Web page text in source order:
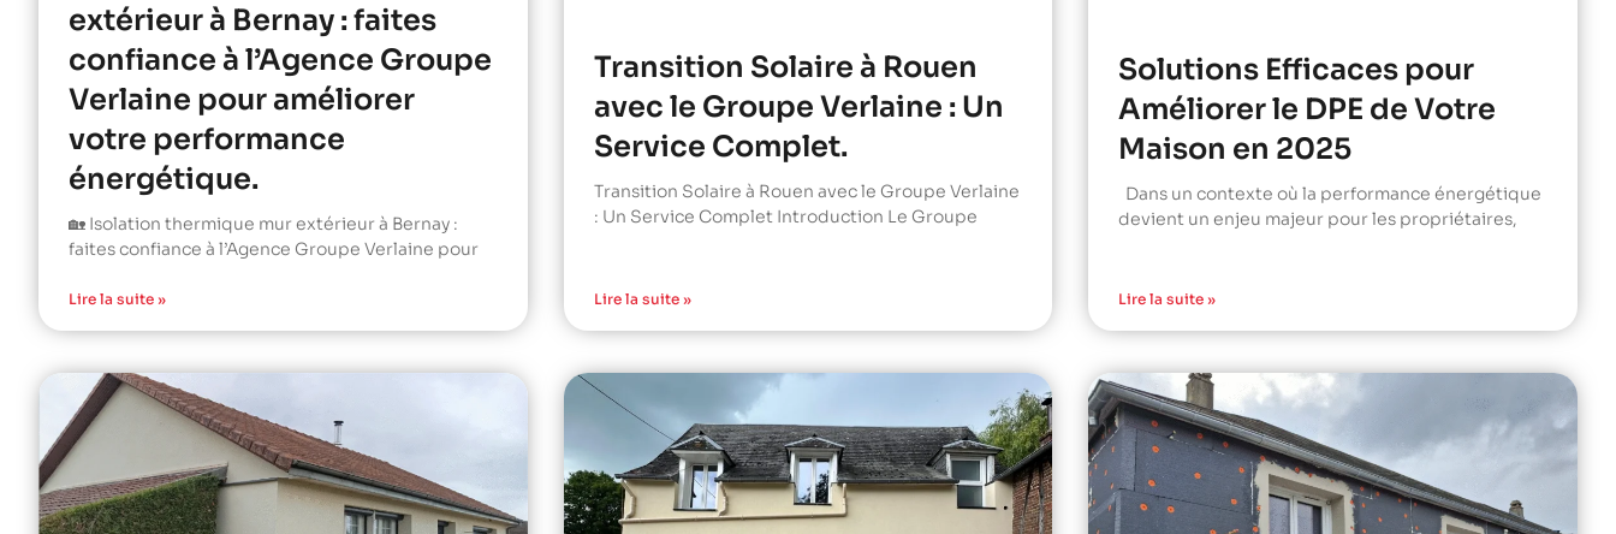
extérieur à Bernay : faites
confiance à l’Agence Groupe
Verlaine pour améliorer
votre performance
énergétique.
🏡 Isolation thermique mur extérieur à Bernay :
faites confiance à l’Agence Groupe Verlaine pour
Lire la suite »
Transition Solaire à Rouen
avec le Groupe Verlaine : Un
Service Complet.
Transition Solaire à Rouen avec le Groupe Verlaine
: Un Service Complet Introduction Le Groupe
Lire la suite »
Solutions Efficaces pour
Améliorer le DPE de Votre
Maison en 2025
Dans un contexte où la performance énergétique
devient un enjeu majeur pour les propriétaires,
Lire la suite »